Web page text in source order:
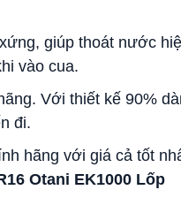
giúp thoát nước
vào cua.
Với thiết kế 90%
đi.
hãng với giá cả tốt
Otani EK1000 Lốp